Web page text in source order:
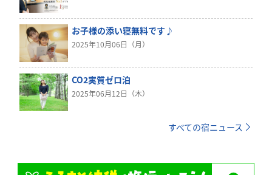
お子様の添い寝無料です♪
2025年10月06日（月）
CO2実質ゼロ泊
2025年06月12日（木）
すべての宿ニュース